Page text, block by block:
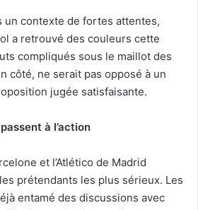
un contexte de fortes attentes,
a retrouvé des couleurs cette
compliqués sous le maillot des
côté, ne serait pas opposé à un
jugée satisfaisante.
à l’action
et l’Atlético de Madrid
prétendants les plus sérieux. Les
entamé des discussions avec